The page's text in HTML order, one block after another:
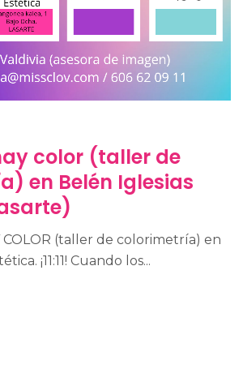
color (taller de
en Belén Iglesias
COLOR (taller de colorimetría) en
¡11:11! Cuando los...